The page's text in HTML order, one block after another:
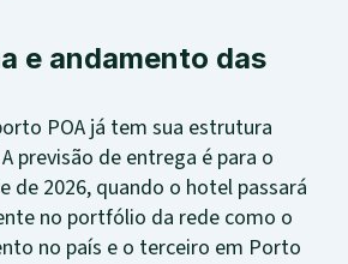
e andamento das
POA já tem sua estrutura
previsão de entrega é para o
de 2026, quando o hotel passará
no portfólio da rede como o
no país e o terceiro em Porto